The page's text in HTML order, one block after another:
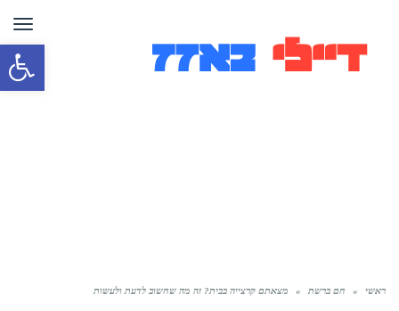
ראשי » חם ברשת » מצאתם קרצייה בבית? זה מה שחשוב לדעת ולעשות